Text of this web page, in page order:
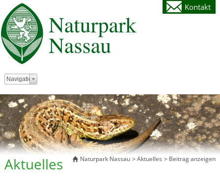
Kontakt
Zielseite
Navigation
Naturpark Nassau Aktuelles Beitrag anzeigen
Aktuelles